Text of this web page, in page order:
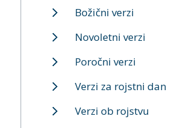
Božični verzi
Novoletni verzi
Poročni verzi
Verzi za rojstni dan
Verzi ob rojstvu